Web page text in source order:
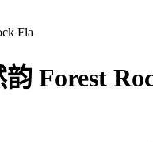
Fla
Forest